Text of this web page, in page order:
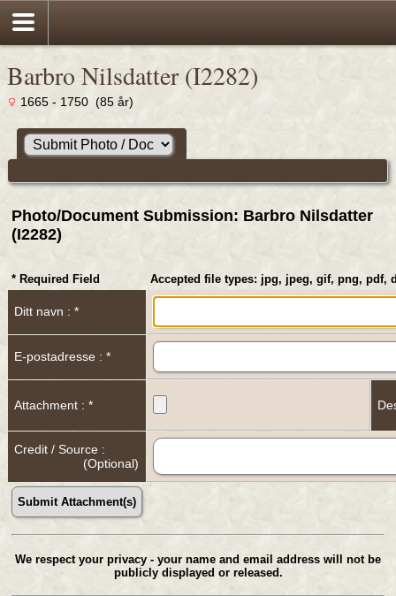
Barbro Nilsdatter (I2282)
1665 - 1750 (85 år)
Photo/Document Submission: Barbro Nilsdatter
(I2282)
* Required Field Accepted file types: jpg, jpeg, gif, png, pdf,
Ditt navn : *
E-postadresse : *
Attachment : *
Credit / Source :
(Optional)
We respect your privacy - your name and email address will not be
publicly displayed or released.